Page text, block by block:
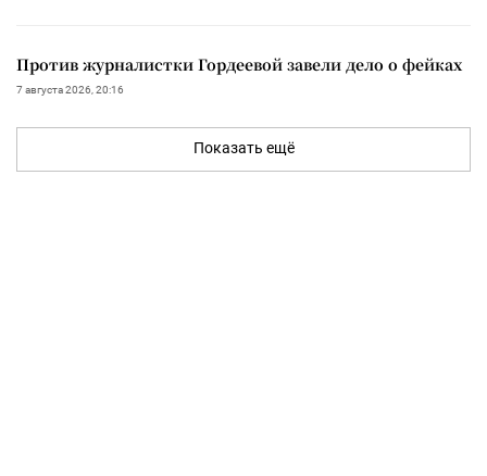
Против журналистки Гордеевой завели дело о фейках
7 августа 2026, 20:16
Показать ещё